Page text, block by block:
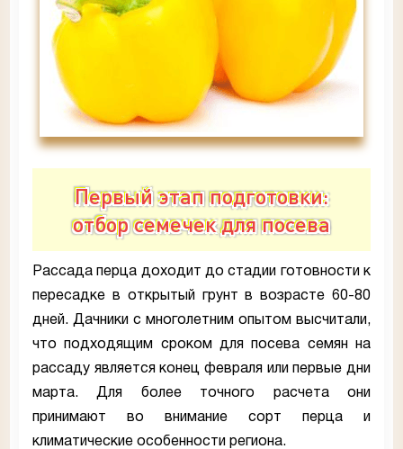
Первый этап подготовки:
отбор семечек для посева
Рассада перца доходит до стадии готовности к
пересадке в открытый грунт в возрасте 60-80
дней. Дачники с многолетним опытом высчитали,
что подходящим сроком для посева семян на
рассаду является конец февраля или первые дни
марта. Для более точного расчета они
принимают во внимание сорт перца и
климатические особенности региона.